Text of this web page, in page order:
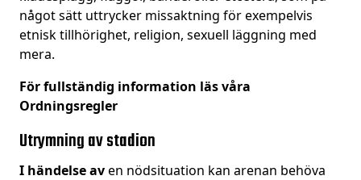
något sätt uttrycker missaktning för exempelvis
etnisk tillhörighet, religion, sexuell läggning med
mera.
För fullständig information läs våra
Ordningsregler
Utrymning av stadion
I händelse aven nödsituation kan arenan behöva